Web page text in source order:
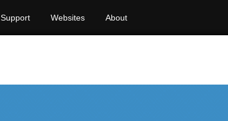
Support Websites About